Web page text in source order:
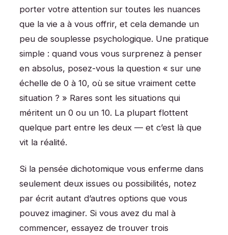
porter votre attention sur toutes les nuances
que la vie a à vous offrir, et cela demande un
peu de souplesse psychologique. Une pratique
simple : quand vous vous surprenez à penser
en absolus, posez-vous la question « sur une
échelle de 0 à 10, où se situe vraiment cette
situation ? » Rares sont les situations qui
méritent un 0 ou un 10. La plupart flottent
quelque part entre les deux — et c’est là que
vit la réalité.
Si la pensée dichotomique vous enferme dans
seulement deux issues ou possibilités, notez
par écrit autant d’autres options que vous
pouvez imaginer. Si vous avez du mal à
commencer, essayez de trouver trois